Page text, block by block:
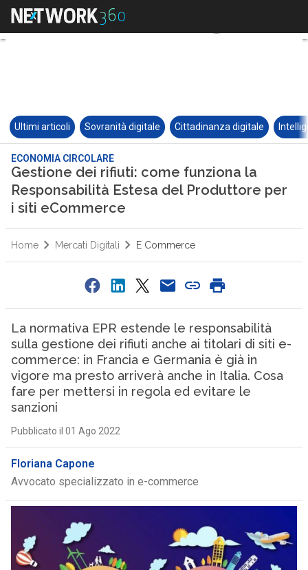
Ultimi articoli Sovranità digitale Cittadinanza digitale
ECONOMIA CIRCOLARE
Gestione dei rifiuti: come funziona la
Responsabilità Estesa del Produttore per
i siti eCommerce
Home Mercati Digitali E Commerce
La normativa EPR estende le responsabilità
sulla gestione dei rifiuti anche ai titolari di siti e-
commerce: in Francia e Germania è già in
vigore ma presto arriverà anche in Italia. Cosa
fare per mettersi in regola ed evitare le
sanzioni
Pubblicato il 01 Ago 2022
Floriana Capone
Avvocato specializzato in e-commerce